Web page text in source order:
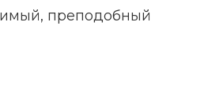
преподобный